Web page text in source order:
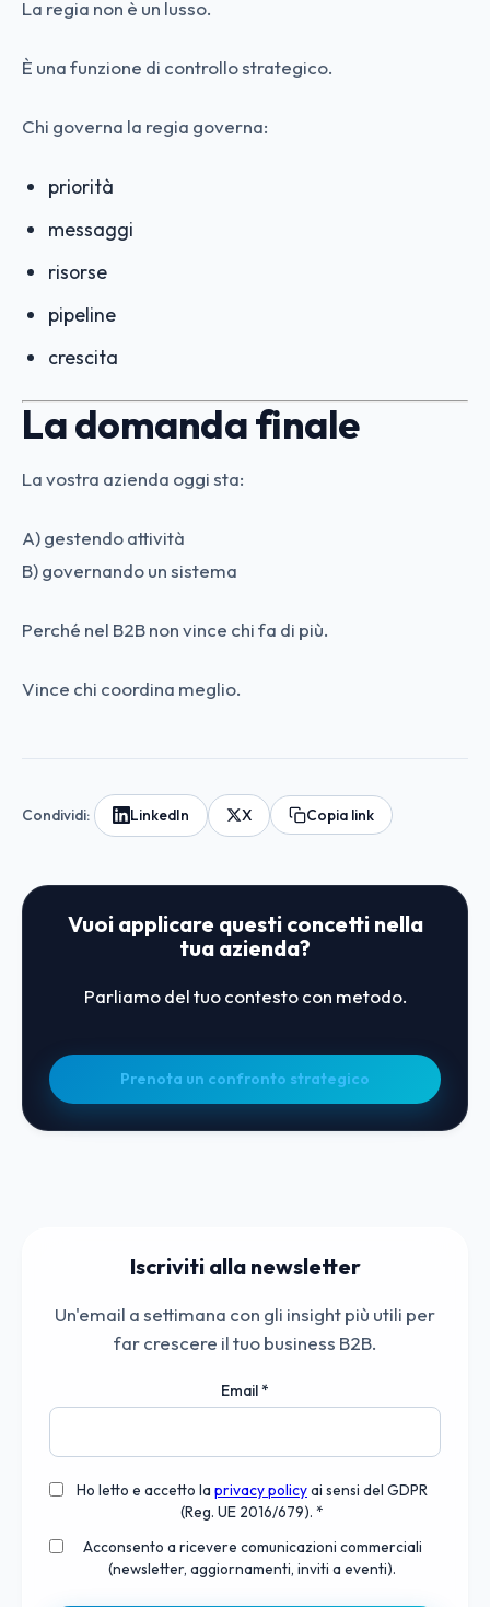
La regia non è un lusso.
È una funzione di controllo strategico.
Chi governa la regia governa:
priorità
messaggi
risorse
pipeline
crescita
La domanda finale
La vostra azienda oggi sta:
A) gestendo attività
B) governando un sistema
Perché nel B2B non vince chi fa di più.
Vince chi coordina meglio.
Condividi: LinkedIn X Copia link
Vuoi applicare questi concetti nella
tua azienda?
Parliamo del tuo contesto con metodo.
Prenota un confronto strategico
Iscriviti alla newsletter
Un'email a settimana con gli insight più utili per
far crescere il tuo business B2B.
Email*
Ho letto e accetto la privacy policyai sensi del GDPR
(Reg. UE 2016/679). *
Acconsento a ricevere comunicazioni commerciali
(newsletter, aggiornamenti, inviti a eventi).